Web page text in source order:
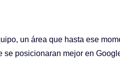
un área que hasta ese
posicionaran mejor en